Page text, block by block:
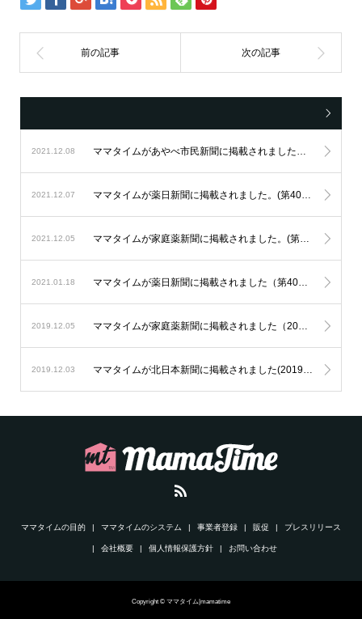
2021.12.08 ママタイムがあやべ市民新聞に掲載されました。(第5626号)
2021.12.07 ママタイムが薬日新聞に掲載されました。(第4097号)
2021.12.05 ママタイムが家庭薬新聞に掲載されました。(第3617号)
2021.01.18 ママタイムが薬日新聞に掲載されました（第4025号）
2019.12.05 ママタイムが家庭薬新聞に掲載されました（2019月12月5日）
2019.12.03 ママタイムが北日本新聞に掲載されました(2019年12月3日)
ママタイムの目的 ママタイムのシステム 事業者登録 販促 プレスリリース
会社概要 個人情報保護方針 お問い合わせ
Copyright © ママタイム|mamatime